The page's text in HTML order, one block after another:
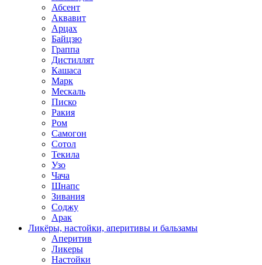
Абсент
Аквавит
Арцах
Байцзю
Граппа
Дистиллят
Кашаса
Марк
Мескаль
Писко
Ракия
Ром
Самогон
Сотол
Текила
Узо
Чача
Шнапс
Зивания
Соджу
Арак
Ликёры, настойки, аперитивы и бальзамы
Аперитив
Ликеры
Настойки